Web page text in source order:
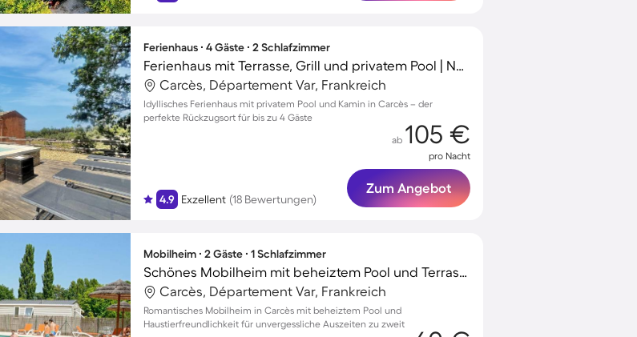
Ferienhaus ∙ 4 Gäste ∙ 2 Schlafzimmer
Ferienhaus mit Terrasse, Grill und privatem Pool | Naturblick
Carcès, Département Var, Frankreich
Idyllisches Ferienhaus mit privatem Pool und Kamin in Carcès – der
perfekte Rückzugsort für bis zu 4 Gäste
4.9 Exzellent (18 Bewertungen)
ab 105 €
pro Nacht
Zum Angebot
Mobilheim ∙ 2 Gäste ∙ 1 Schlafzimmer
Schönes Mobilheim mit beheiztem Pool und Terrasse | Haustiere erlaubt
Carcès, Département Var, Frankreich
Romantisches Mobilheim in Carcès mit beheiztem Pool und
Haustierfreundlichkeit für unvergessliche Auszeiten zu zweit